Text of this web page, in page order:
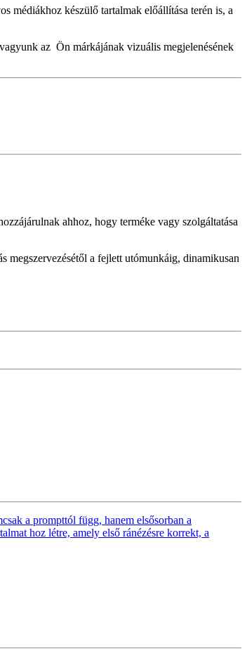
médiákhoz készülő tartalmak előállítása terén is, a
az Ön márkájának vizuális megjelenésének
ahhoz, hogy terméke vagy szolgáltatása
a fejlett utómunkáig, dinamikusan
a prompttól függ, hanem elsősorban a
hoz létre, amely első ránézésre korrekt, a